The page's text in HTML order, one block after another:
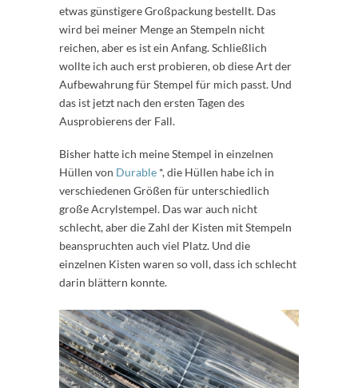
etwas günstigere Großpackung bestellt. Das
wird bei meiner Menge an Stempeln nicht
reichen, aber es ist ein Anfang. Schließlich
wollte ich auch erst probieren, ob diese Art der
Aufbewahrung für Stempel für mich passt. Und
das ist jetzt nach den ersten Tagen des
Ausprobierens der Fall.
Bisher hatte ich meine Stempel in einzelnen
Hüllen von Durable *, die Hüllen habe ich in
verschiedenen Größen für unterschiedlich
große Acrylstempel. Das war auch nicht
schlecht, aber die Zahl der Kisten mit Stempeln
beanspruchten auch viel Platz. Und die
einzelnen Kisten waren so voll, dass ich schlecht
darin blättern konnte.